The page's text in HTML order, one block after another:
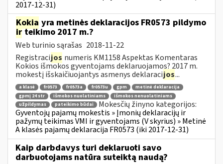
2017-12-31)
Kokia yra metinės deklaracijos FR0573 pildymo
irteikimo 2017 m.?
Web turinio sąrašas 2018-11-22
Registracijos numeris KM1158 Aspektas Komentaras
Kokios išmokos gyventojams deklaruojamos? 2017 m.
mokestį išskaičiuojantys asmenys deklaracijos...
a klasė fr0573 fr0573a fr0573u gpm
metinė deklaracija
gpmį 24 str
išmokos nuolatiniams
išmokos nenuolatiniams
užpildymas
pateikimo būdai
Mokesčių žinyno kategorijos:
Gyventojų pajamų mokestis » Įmonių deklaracijų ir
pažymų teikimas VMI ir gyventojams (V skyrius) » Metinė
A klasės pajamų deklaracija FR0573 (iki 2017-12-31)
Kaip darbdavys turi deklaruoti savo
darbuotojams natūra suteiktą naudą?